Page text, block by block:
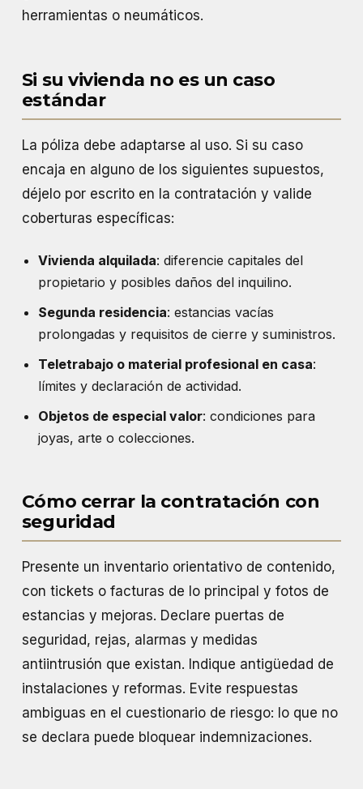
herramientas o neumáticos.
Si su vivienda no es un caso
estándar
La póliza debe adaptarse al uso. Si su caso
encaja en alguno de los siguientes supuestos,
déjelo por escrito en la contratación y valide
coberturas específicas:
Vivienda alquilada: diferencie capitales del
propietario y posibles daños del inquilino.
Segunda residencia: estancias vacías
prolongadas y requisitos de cierre y suministros.
Teletrabajo o material profesional en casa:
límites y declaración de actividad.
Objetos de especial valor: condiciones para
joyas, arte o colecciones.
Cómo cerrar la contratación con
seguridad
Presente un inventario orientativo de contenido,
con tickets o facturas de lo principal y fotos de
estancias y mejoras. Declare puertas de
seguridad, rejas, alarmas y medidas
antiintrusión que existan. Indique antigüedad de
instalaciones y reformas. Evite respuestas
ambiguas en el cuestionario de riesgo: lo que no
se declara puede bloquear indemnizaciones.